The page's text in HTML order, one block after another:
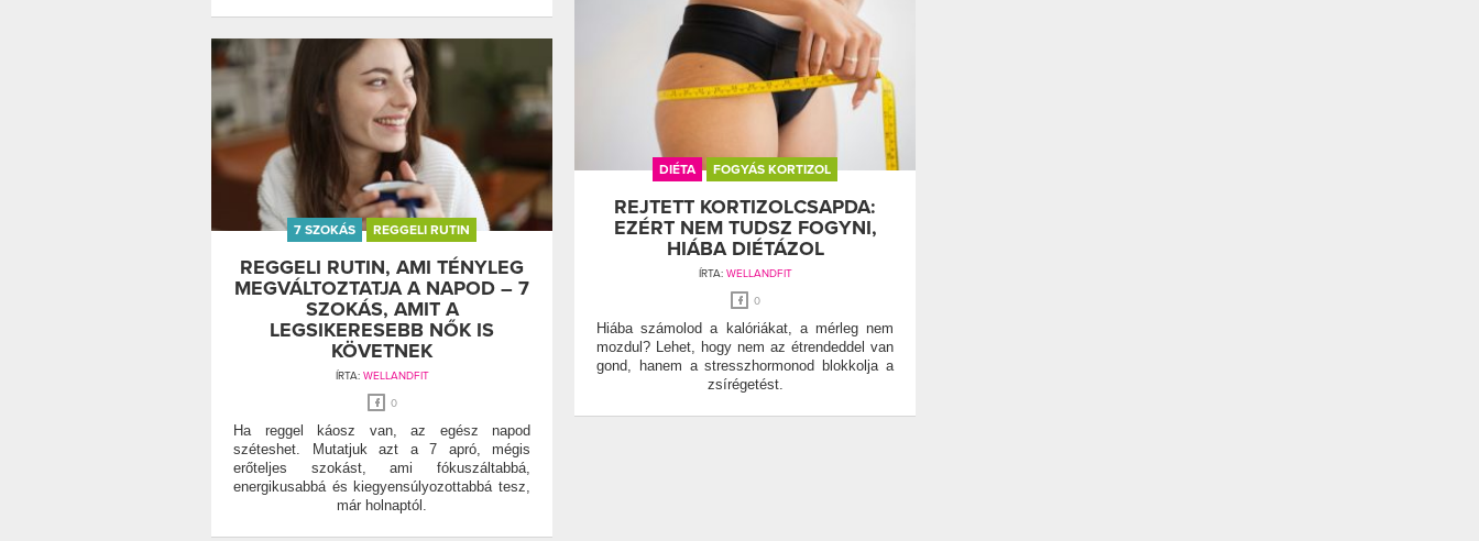
DIÉTA FOGYÁS KORTIZOL
REJTETT KORTIZOLCSAPDA:
EZÉRT NEM TUDSZ FOGYNI,
HIÁBA DIÉTÁZOL
ÍRTA: WELLANDFIT
0
Hiába számolod a kalóriákat, a mérleg nem
mozdul? Lehet, hogy nem az étrendeddel van
gond, hanem a stresszhormonod blokkolja a
zsírégetést.
7 SZOKÁS REGGELI RUTIN
REGGELI RUTIN, AMI TÉNYLEG
MEGVÁLTOZTATJA A NAPOD – 7
SZOKÁS, AMIT A
LEGSIKERESEBB NŐK IS
KÖVETNEK
ÍRTA: WELLANDFIT
0
Ha reggel káosz van, az egész napod
széteshet. Mutatjuk azt a 7 apró, mégis
erőteljes szokást, ami fókuszáltabbá,
energikusabbá és kiegyensúlyozottabbá tesz,
már holnaptól.